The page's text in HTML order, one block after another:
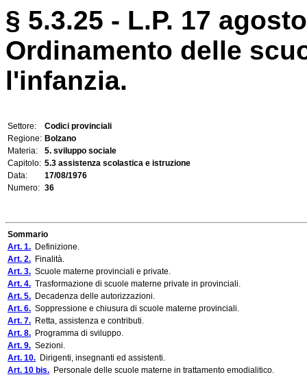
§ 5.3.25 - L.P. 17
Ordinamento delle
l'infanzia.
Settore:
Codici provinciali
Regione: Bolzano
Materia:
5. sviluppo sociale
Capitolo: 5.3 assistenza scolastica e istruzione
Data:
17/08/1976
Numero: 36
Sommario
Art. 1. Definizione.
Art. 2. Finalità.
Art. 3. Scuole materne provinciali e private.
Art. 4. Trasformazione di scuole materne private in provinciali.
Art. 5. Decadenza delle autorizzazioni.
Art. 6. Soppressione e chiusura di scuole materne provinciali.
Art. 7. Retta, assistenza e contributi.
Art. 8. Programma di sviluppo.
Art. 9. Sezioni.
Art. 10. Dirigenti, insegnanti ed assistenti.
Art. 10 bis. Personale delle scuole materne in trattamento emodialitico.